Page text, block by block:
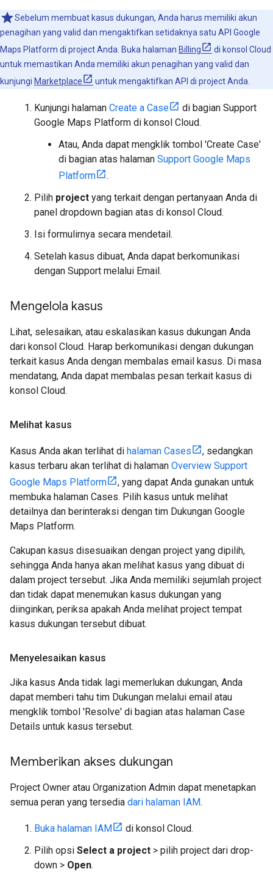
Sebelum membuat kasus dukungan, Anda harus memiliki akun
penagihan yang valid dan mengaktifkan setidaknya satu API Google
Maps Platform di project Anda. Buka halaman Billing
di konsol Cloud
untuk memastikan Anda memiliki akun penagihan yang valid dan
kunjungi Marketplace untuk mengaktifkan API di project Anda.
Kunjungi halaman Create a Case
di bagian Support
Google Maps Platform di konsol Cloud.
Atau, Anda dapat mengklik tombol 'Create Case'
di bagian atas halaman Support Google Maps
Platform
.
Pilih project yang terkait dengan pertanyaan Anda di
panel dropdown bagian atas di konsol Cloud.
Isi formulirnya secara mendetail.
Setelah kasus dibuat, Anda dapat berkomunikasi
dengan Support melalui Email.
Mengelola kasus
Lihat, selesaikan, atau eskalasikan kasus dukungan Anda
dari konsol Cloud. Harap berkomunikasi dengan dukungan
terkait kasus Anda dengan membalas email kasus. Di masa
mendatang, Anda dapat membalas pesan terkait kasus di
konsol Cloud.
Melihat kasus
Kasus Anda akan terlihat di halaman Cases
, sedangkan
kasus terbaru akan terlihat di halaman Overview Support
Google Maps Platform
, yang dapat Anda gunakan untuk
membuka halaman Cases. Pilih kasus untuk melihat
detailnya dan berinteraksi dengan tim Dukungan Google
Maps Platform.
Cakupan kasus disesuaikan dengan project yang dipilih,
sehingga Anda hanya akan melihat kasus yang dibuat di
dalam project tersebut. Jika Anda memiliki sejumlah project
dan tidak dapat menemukan kasus dukungan yang
diinginkan, periksa apakah Anda melihat project tempat
kasus dukungan tersebut dibuat.
Menyelesaikan kasus
Jika kasus Anda tidak lagi memerlukan dukungan, Anda
dapat memberi tahu tim Dukungan melalui email atau
mengklik tombol 'Resolve' di bagian atas halaman Case
Details untuk kasus tersebut.
Memberikan akses dukungan
Project Owner atau Organization Admin dapat menetapkan
semua peran yang tersedia dari halaman IAM.
Buka halaman IAM
di konsol Cloud.
Pilih opsi Select a project > pilih project dari drop-
down > Open.